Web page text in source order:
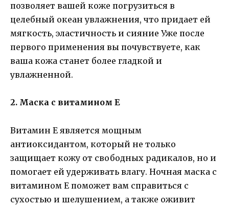
позволяет вашей коже погрузиться в
целебный океан увлажнения, что придает ей
мягкость, эластичность и сияние Уже после
первого применения вы почувствуете, как
ваша кожа станет более гладкой и
увлажненной.
2. Маска с витамином Е
Витамин Е является мощным
антиоксидантом, который не только
защищает кожу от свободных радикалов, но и
помогает ей удерживать влагу. Ночная маска с
витамином Е поможет вам справиться с
сухостью и шелушением, а также оживит